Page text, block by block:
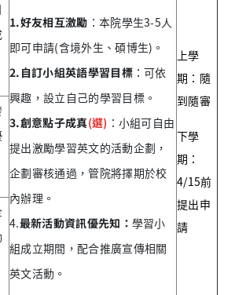
1.好友相互激勵 ：本院學生3-5人
即可申請(含境外生、碩博生)。
2.自訂小組英語學習目標：可依
興趣，設立自己的學習目標。
3.創意點子成真(選) ：小組可自由
提出激勵學習英文的活動企劃，
企劃審核通過，管院將擇期於校
內辦理。
4.最新活動資訊優先知 ： 學習小
組成立期間，配合推廣宣傳相關
英文活動。
上學
期：隨
到隨審
下學
期：
4/15前
提出申
請